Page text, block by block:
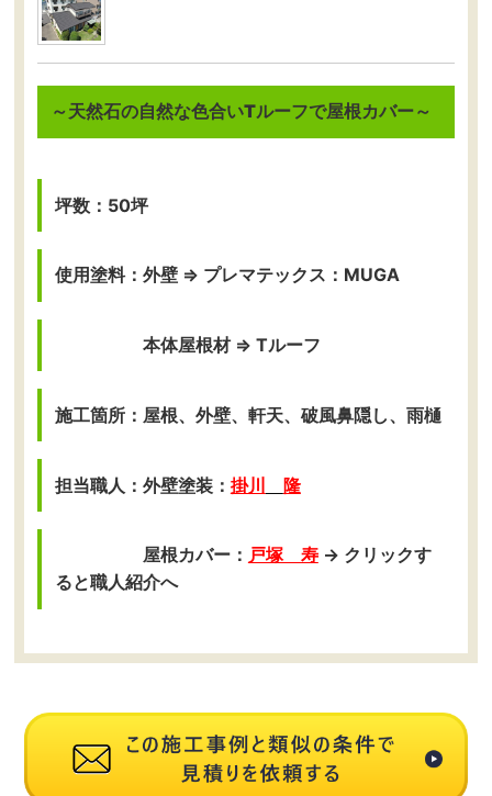
～天然石の自然な色合いTルーフで屋根カバー～
坪数：50坪
使用塗料：外壁 ⇒ プレマテックス：MUGA
本体屋根材 ⇒ Tルーフ
施工箇所：屋根、外壁、軒天、破風鼻隠し、雨樋
担当職人：外壁塗装： 掛川 隆
屋根カバー： 戸塚 寿 → クリックす
ると職人紹介へ